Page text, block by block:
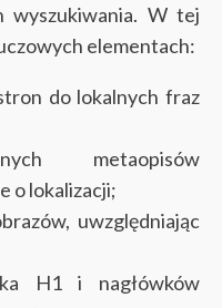
wyszukiwania. W tej
elementach:
do lokalnych fraz
metaopisów
o lokalizacji;
uwzględniając
H1 i nagłówków